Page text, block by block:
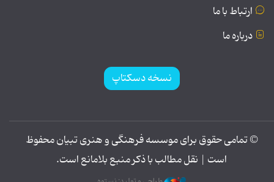
ارتباط با ما
درباره ما
نسخه دسکتاپ
© تمامی حقوق برای موسسه فرهنگی و هنری تبیان محفوظ
است | نقل مطالب با ذکر منبع بلامانع است.